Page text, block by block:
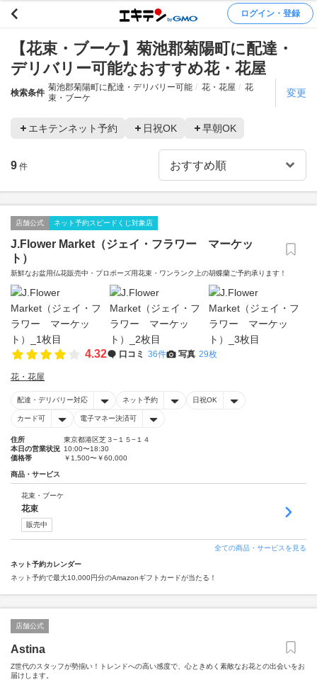
ログイン・登録
【花束・ブーケ】菊池郡菊陽町に配達・
デリバリー可能なおすすめ花・花屋
検索条件
菊池郡菊陽町に配達・デリバリー可能 花・花屋
花
束・ブーケ
変更
エキテンネット予約 日祝OK 早朝OK
9 件
店舗公式 ネット予約スピードくじ対象店
J.Flower Market（ジェイ・フラワー マーケッ
ト）
新鮮なお盆用仏花販売中・プロポーズ用花束・ワンランク上の胡蝶蘭ご予約承ります！
4.32 口コミ 36件 写真 29枚
花・花屋
配達・デリバリー対応 ネット予約 日祝OK
カード可 電子マネー決済可
住所
東京都港区芝３−１５−１４
本日の営業状況 10:00〜18:30
価格帯
￥1,500〜￥60,000
商品・サービス
花束・ブーケ
花束
販売中
全ての商品・サービスを見る
ネット予約カレンダー
ネット予約で最大10,000円分のAmazonギフトカードが当たる！
店舗公式
Astina
Z世代のスタッフが勢揃い！トレンドへの高い感度で、心ときめく素敵なお花との出会いをお
届けします。